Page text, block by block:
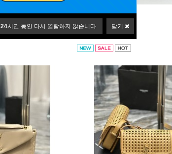
24시간 동안 다시 열람하지 않습니다. 닫기
입생로랑 호보백
개별문의